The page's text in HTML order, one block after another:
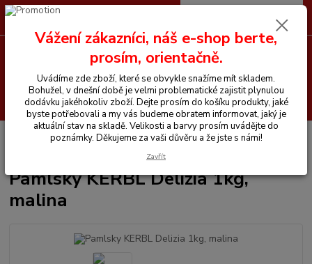
Hledat
+420 605 255 500 0 Kč
Vitamíny a krmiva pro koně Pamlsky a lizy
Pamlsky KERBL
Pamlsky KERBL Delizia 1kg,
malina
Vážení zákazníci, náš e-shop berte,
prosím, orientačně.
Uvádíme zde zboží, které se obvykle snažíme mít skladem.
Bohužel, v dnešní době je velmi problematické zajistit plynulou
dodávku jakéhokoliv zboží. Dejte prosím do košíku produkty, jaké
byste potřebovali a my vás budeme obratem informovat, jaký je
aktuální stav na skladě. Velikosti a barvy prosím uvádějte do
poznámky. Děkujeme za vaši důvěru a že jste s námi!
Zavřít